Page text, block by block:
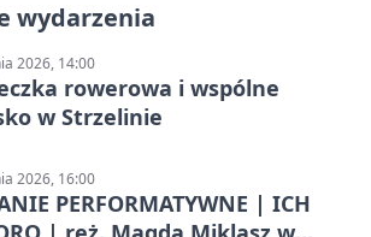
wydarzenia
2026, 14:00
rowerowa i wspólne
w Strzelinie
2026, 16:00
PERFORMATYWNE | ICH